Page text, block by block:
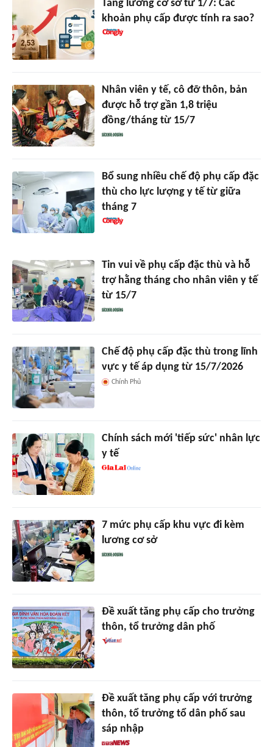
Tăng lương cơ sở từ 1/7: Các
khoản phụ cấp được tính ra sao?
Nhân viên y tế, cô đỡ thôn, bản
được hỗ trợ gần 1,8 triệu
đồng/tháng từ 15/7
Bổ sung nhiều chế độ phụ cấp đặc
thù cho lực lượng y tế từ giữa
tháng 7
Tin vui về phụ cấp đặc thù và hỗ
trợ hằng tháng cho nhân viên y tế
từ 15/7
Chế độ phụ cấp đặc thù trong lĩnh
vực y tế áp dụng từ 15/7/2026
Chính Phủ
Chính sách mới 'tiếp sức' nhân lực
y tế
7 mức phụ cấp khu vực đi kèm
lương cơ sở
Đề xuất tăng phụ cấp cho trưởng
thôn, tổ trưởng dân phố
Đề xuất tăng phụ cấp với trưởng
thôn, tổ trưởng tổ dân phố sau
sáp nhập